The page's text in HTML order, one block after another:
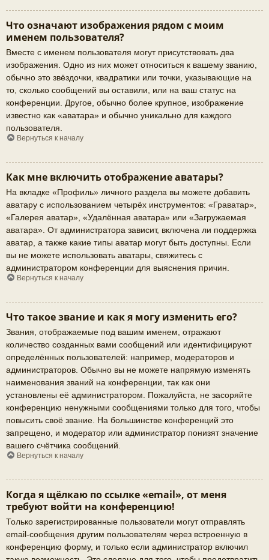
Что означают изображения рядом с моим
именем пользователя?
Вместе с именем пользователя могут присутствовать два
изображения. Одно из них может относиться к вашему званию,
обычно это звёздочки, квадратики или точки, указывающие на
то, сколько сообщений вы оставили, или на ваш статус на
конференции. Другое, обычно более крупное, изображение
известно как «аватара» и обычно уникально для каждого
пользователя.
Вернуться к началу
Как мне включить отображение аватары?
На вкладке «Профиль» личного раздела вы можете добавить
аватару с использованием четырёх инструментов: «Граватар»,
«Галерея аватар», «Удалённая аватара» или «Загружаемая
аватара». От администратора зависит, включена ли поддержка
аватар, а также какие типы аватар могут быть доступны. Если
вы не можете использовать аватары, свяжитесь с
администратором конференции для выяснения причин.
Вернуться к началу
Что такое звание и как я могу изменить его?
Звания, отображаемые под вашим именем, отражают
количество созданных вами сообщений или идентифицируют
определённых пользователей: например, модераторов и
администраторов. Обычно вы не можете напрямую изменять
наименования званий на конференции, так как они
установлены её администратором. Пожалуйста, не засоряйте
конференцию ненужными сообщениями только для того, чтобы
повысить своё звание. На большинстве конференций это
запрещено, и модератор или администратор понизят значение
вашего счётчика сообщений.
Вернуться к началу
Когда я щёлкаю по ссылке «email», от меня
требуют войти на конференцию!
Только зарегистрированные пользователи могут отправлять
email-сообщения другим пользователям через встроенную в
конференцию форму, и только если администратор включил